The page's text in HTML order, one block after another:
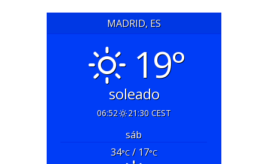
MADRID, ES
19°
soleado
06:52 21:30 CEST
sáb
34°C/ 17°C